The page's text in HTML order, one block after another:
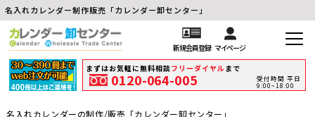
名入れカレンダー制作販売「カレンダー卸センター」
新規会員登録 マイページ
まずはお気軽に無料相談フリーダイヤル まで
0120-064-005
受付時間 平日
9:00~18:00
名入れカレンダーの制作/販売「カレンダー卸センター」